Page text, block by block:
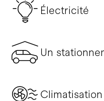
Électricité
Un
Climatisation